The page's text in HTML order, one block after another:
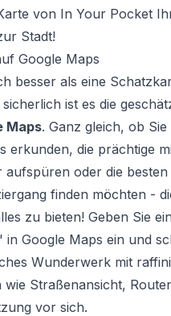
von In Your Pocket
Stadt!
Google Maps
besser als eine
ist es die
Maps. Ganz gleich, ob
erkunden, die prächtige
aufspüren oder die
finden möchten -
zu bieten! Geben Sie
in Google Maps ein und
Wunderwerk mit
wie Straßenansicht,
vor sich.